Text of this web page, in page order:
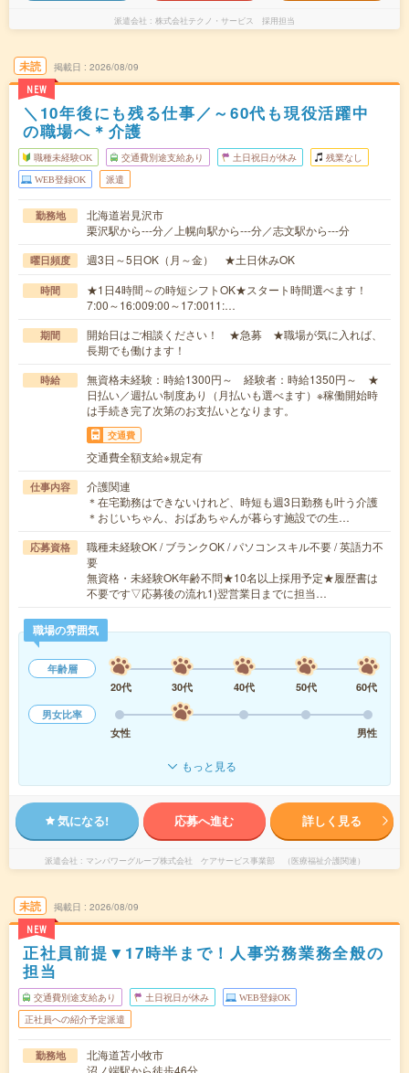
派遣会社 株式会社テクノ・サービス 採用担当
未読
NEW
掲載日 2026/08/09
＼10年後にも残る仕事／～60代も現役活躍中
の職場へ＊介護
職種未経験OK 交通費別途支給あり 土日祝日が休み 残業なし
WEB登録OK 派遣
勤務地
北海道岩見沢市
栗沢駅から---分／上幌向駅から---分／志文駅から---分
曜日頻度 週3日～5日OK（月～金） ★土日休みOK
時間
★1日4時間～の時短シフトOK★スタート時間選べます！
7:00～16:009:00～17:0011:…
期間
開始日はご相談ください！ ★急募 ★職場が気に入れば、
長期でも働けます！
時給
無資格未経験：時給1300円～ 経験者：時給1350円～ ★
日払い／週払い制度あり（月払いも選べます）※稼働開始時
は手続き完了次第のお支払いとなります。
交通費
交通費全額支給※規定有
仕事内容
介護関連
＊在宅勤務はできないけれど、時短も週3日勤務も叶う介護
＊おじいちゃん、おばあちゃんが暮らす施設での生…
応募資格
職種未経験OK / ブランクOK / パソコンスキル不要 / 英語力不
要
無資格・未経験OK年齢不問★10名以上採用予定★履歴書は
不要です▽応募後の流れ1)翌営業日までに担当…
職場の雰囲気
年齢層
20代
30代 40代 50代
60代
男女比率
女性
男性
もっと見る
気になる! 応募へ進む 詳しく見る
派遣会社 マンパワーグループ株式会社 ケアサービス事業部 （医療福祉介護関連）
未読
NEW
掲載日 2026/08/09
正社員前提▼17時半まで！人事労務業務全般の
担当
交通費別途支給あり 土日祝日が休み WEB登録OK
正社員への紹介予定派遣
勤務地
北海道苫小牧市
沼ノ端駅から徒歩46分